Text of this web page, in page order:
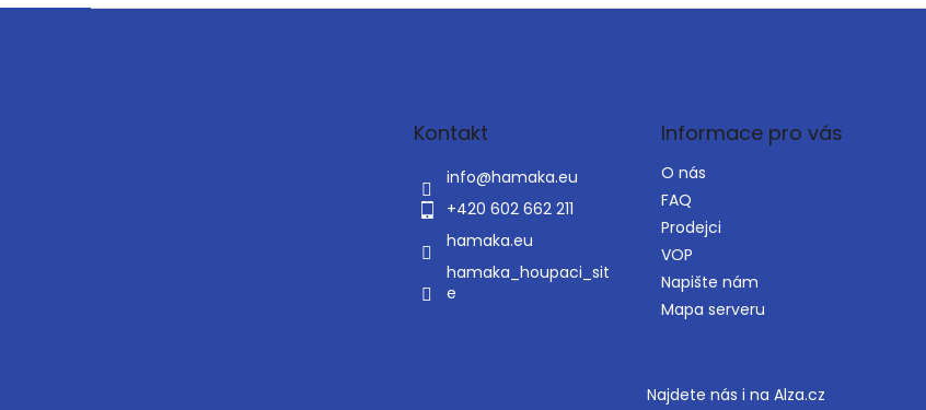
Kontakt
info@hamaka.eu
+420 602 662 211
hamaka.eu
hamaka_houpaci_sit
e
Informace pro vás
O nás
FAQ
Prodejci
VOP
Napište nám
Mapa serveru
Najdete nás i na Alza.cz